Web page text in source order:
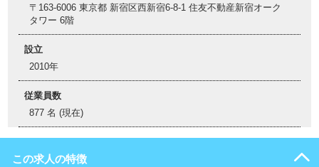
〒163-6006 東京都 新宿区西新宿6-8-1 住友不動産新宿オーク
タワー 6階
設立
2010年
従業員数
877 名 (現在)
この求人の特徴